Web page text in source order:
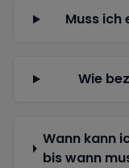
Muss ich
Wie
Wann kann
bis wann